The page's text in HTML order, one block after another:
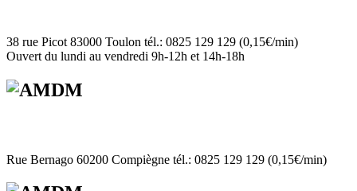
38 rue Picot 83000 Toulon tél.: 0825 129 129 (0,15€/min)
Ouvert du lundi au vendredi 9h-12h et 14h-18h
Rue Bernago 60200 Compiègne tél.: 0825 129 129 (0,15€/min)